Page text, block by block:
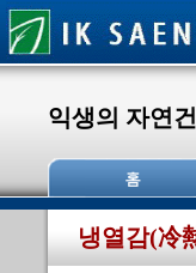
익생의 자연
냉열감(冷